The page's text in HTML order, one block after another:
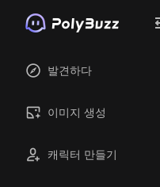
발견하다
이미지 생성
캐릭터 만들기